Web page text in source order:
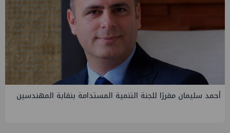
مقررًا للجنة التنمية المستدامة بنقابة المهندسين